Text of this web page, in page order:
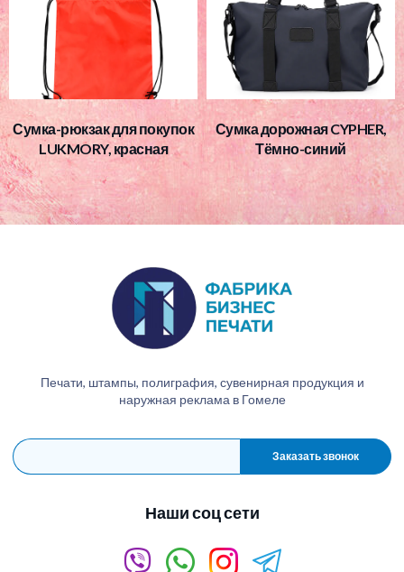
Сумка-рюкзак для покупок
LUKMORY, красная
Сумка дорожная CYPHER,
Тёмно-синий
Печати, штампы, полиграфия, сувенирная продукция и
наружная реклама в Гомеле
Заказать звонок
Наши соц сети